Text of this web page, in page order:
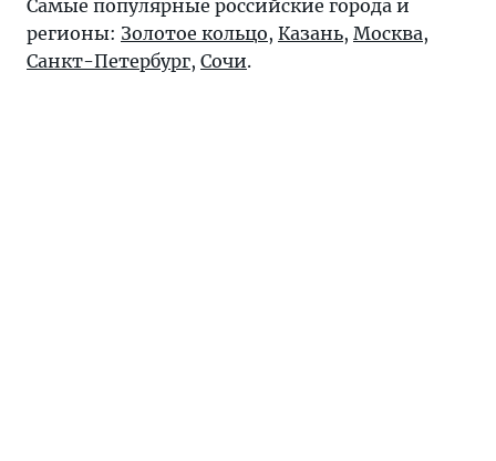
Самые популярные российские города и
регионы: Золотое кольцо, Казань, Москва,
Санкт-Петербург, Сочи.